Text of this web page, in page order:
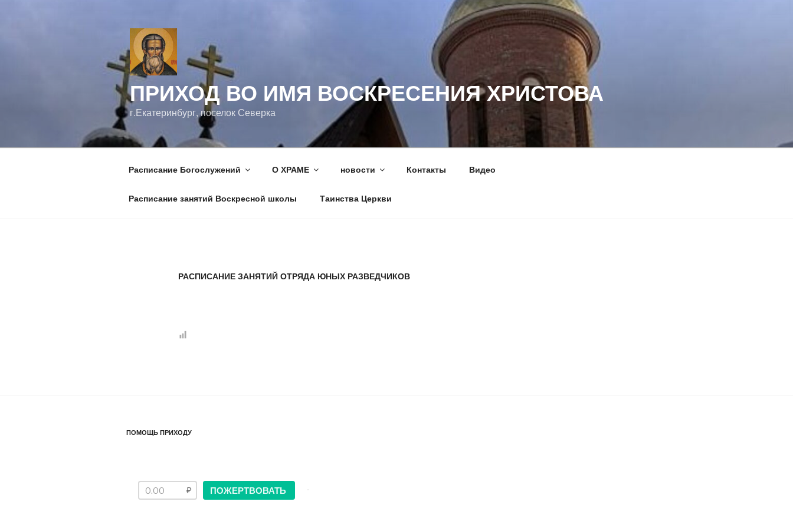
ПРИХОД ВО ИМЯ ВОСКРЕСЕНИЯ ХРИСТОВА
г.Екатеринбург, поселок Северка
Расписание Богослужений О ХРАМЕ новости Контакты Видео
Расписание занятий Воскресной школы Таинства Церкви
РАСПИСАНИЕ ЗАНЯТИЙ ОТРЯДА ЮНЫХ РАЗВЕДЧИКОВ
ПОМОЩЬ ПРИХОДУ
ПОЖЕРТВОВАТЬ